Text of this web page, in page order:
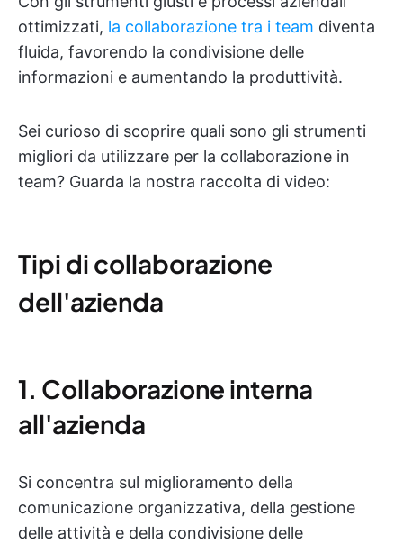
ottimizzati, la collaborazione tra i team diventa
fluida, favorendo la condivisione delle
informazioni e aumentando la produttività.
Sei curioso di scoprire quali sono gli strumenti
migliori da utilizzare per la collaborazione in
team? Guarda la nostra raccolta di video:
Tipi di collaborazione
dell'azienda
1. Collaborazione interna
all'azienda
Si concentra sul miglioramento della
comunicazione organizzativa, della gestione
delle attività e della condivisione delle